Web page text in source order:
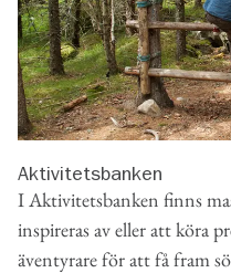
Aktivitetsbanken
I Aktivitetsbanken finns
inspireras av eller att köra
äventyrare för att få fram